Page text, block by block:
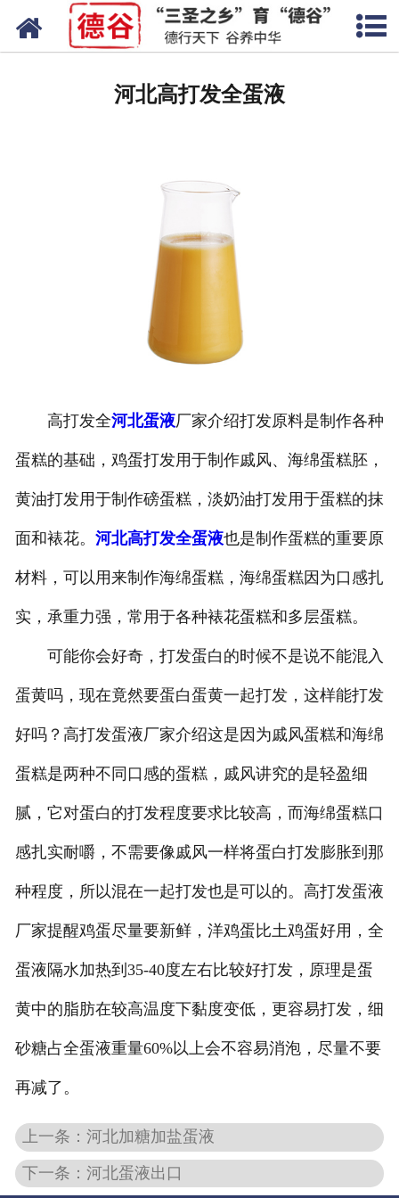
网站首页
河北茶叶蛋
河北蛋壳粉
河北溏心蛋
河北鸡蛋干
河北煎蛋
河北高打发全蛋液
高打发全河北蛋液厂家介绍打发原料是制作各种
蛋糕的基础，鸡蛋打发用于制作戚风、海绵蛋糕胚，
黄油打发用于制作磅蛋糕，淡奶油打发用于蛋糕的抹
面和裱花。 河北高打发全蛋液也是制作蛋糕的重要原
材料，可以用来制作海绵蛋糕，海绵蛋糕因为口感扎
实，承重力强，常用于各种裱花蛋糕和多层蛋糕。
可能你会好奇，打发蛋白的时候不是说不能混入
蛋黄吗，现在竟然要蛋白蛋黄一起打发，这样能打发
好吗？高打发蛋液厂家介绍这是因为戚风蛋糕和海绵
蛋糕是两种不同口感的蛋糕，戚风讲究的是轻盈细
腻，它对蛋白的打发程度要求比较高，而海绵蛋糕口
感扎实耐嚼，不需要像戚风一样将蛋白打发膨胀到那
种程度，所以混在一起打发也是可以的。高打发蛋液
厂家提醒鸡蛋尽量要新鲜，洋鸡蛋比土鸡蛋好用，全
蛋液隔水加热到35-40度左右比较好打发，原理是蛋
黄中的脂肪在较高温度下黏度变低，更容易打发，细
砂糖占全蛋液重量60%以上会不容易消泡，尽量不要
再减了。
上一条：河北加糖加盐蛋液
下一条：河北蛋液出口